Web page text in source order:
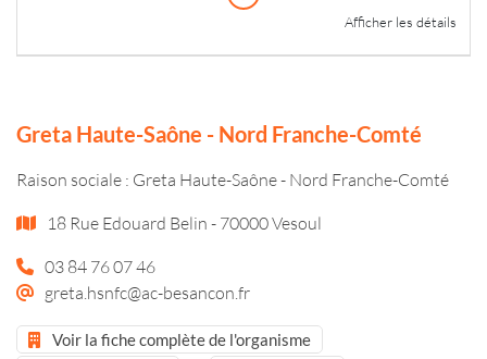
Afficher les détails
Greta Haute-Saône - Nord Franche-Comté
Raison sociale : Greta Haute-Saône - Nord Franche-Comté
18 Rue Edouard Belin - 70000 Vesoul
03 84 76 07 46
greta.hsnfc@ac-besancon.fr
Voir la fiche complète de l'organisme